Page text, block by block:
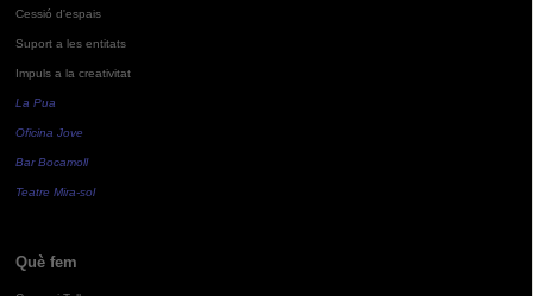
Cessió d'espais
Suport a les entitats
Impuls a la creativitat
La Pua
Oficina Jove
Bar Bocamoll
Teatre Mira-sol
Què fem